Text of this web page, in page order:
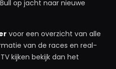
op jacht naar nieuwe
voor een overzicht van alle
van de races en real-
kijken bekijk dan het